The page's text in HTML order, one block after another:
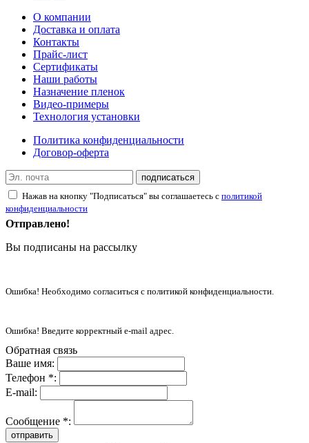
О компании
Доставка и оплата
Контакты
Прайс-лист
Сертификаты
Наши работы
Назначение пленок
Видео-примеры
Технология установки
Политика конфиденциальности
Договор-оферта
подписаться
Нажав на кнопку "Подписаться" вы соглашаетесь с политикой
конфиденциальности
Отправлено!
Вы подписаны на рассылку
Ошибка! Необходимо согласиться с политикой конфиденциальности.
Ошибка! Введите корректный e-mail адрес.
Обратная связь
Ваше имя:
Телефон *:
E-mail:
Сообщение *:
отправить